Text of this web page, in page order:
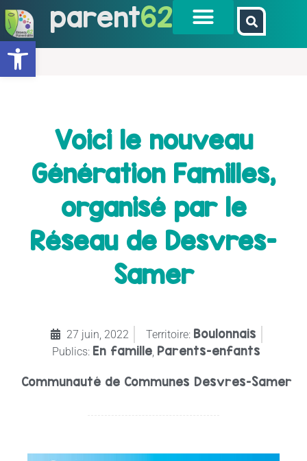
Ouvrir la barre d’outils
parent62
Voici le nouveau
Génération Familles,
organisé par le
Réseau de Desvres-
Samer
27 juin, 2022 Territoire: Boulonnais
Publics: En famille Parents-enfants
Communauté de Communes Desvres-Samer